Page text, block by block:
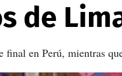
de
final en Perú, mientras